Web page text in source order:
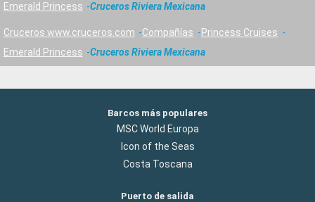
Emerald Princess
Cruceros Riviera Mexicana
Cruceros www.cruceros.com Compañías
Princess Cruises
Emerald Princess
Cruceros Riviera Mexicana
Barcos más populares
MSC World Europa
Icon of the Seas
Costa Toscana
Puerto de salida